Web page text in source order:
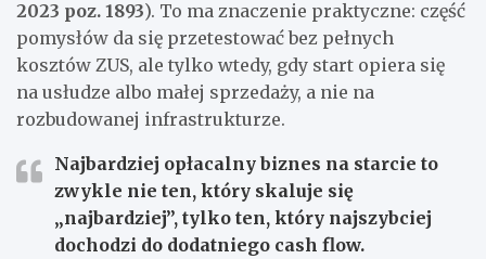
2023 poz. 1893). To ma znaczenie praktyczne: część
pomysłów da się przetestować bez pełnych
kosztów ZUS, ale tylko wtedy, gdy start opiera się
na usłudze albo małej sprzedaży, a nie na
rozbudowanej infrastrukturze.
Najbardziej opłacalny biznes na starcie to
zwykle nie ten, który skaluje się
„najbardziej”, tylko ten, który najszybciej
dochodzi do dodatniego cash flow.